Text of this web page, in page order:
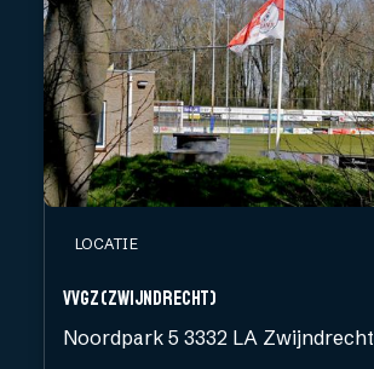
LOCATIE
VVGZ (ZWIJNDRECHT)
Noordpark 5 3332 LA Zwijndrecht